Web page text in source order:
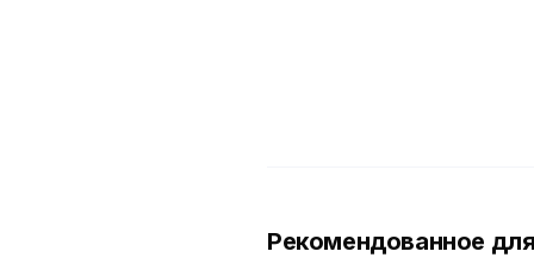
Рекомендованное